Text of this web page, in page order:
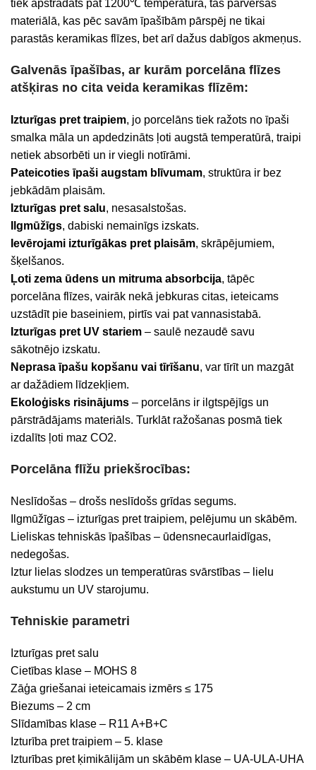
tiek apstrādāts pat 1200℃ temperatūrā, tas pārvēršas
materiālā, kas pēc savām īpašībām pārspēj ne tikai
parastās keramikas flīzes, bet arī dažus dabīgos akmeņus.
Galvenās īpašības, ar kurām porcelāna flīzes
atšķiras no cita veida keramikas flīzēm:
Izturīgas pret traipiem, jo porcelāns tiek ražots no īpaši
smalka māla un apdedzināts ļoti augstā temperatūrā, traipi
netiek absorbēti un ir viegli notīrāmi.
Pateicoties īpaši augstam blīvumam, struktūra ir bez
jebkādām plaisām.
Izturīgas pret salu, nesasalstošas.
Ilgmūžīgs, dabiski nemainīgs izskats.
Ievērojami izturīgākas pret plaisām, skrāpējumiem,
šķelšanos.
Ļoti zema ūdens un mitruma absorbcija, tāpēc
porcelāna flīzes, vairāk nekā jebkuras citas, ieteicams
uzstādīt pie baseiniem, pirtīs vai pat vannasistabā.
Izturīgas pret UV stariem – saulē nezaudē savu
sākotnējo izskatu.
Neprasa īpašu kopšanu vai tīrīšanu, var tīrīt un mazgāt
ar dažādiem līdzekļiem.
Ekoloģisks risinājums – porcelāns ir ilgtspējīgs un
pārstrādājams materiāls. Turklāt ražošanas posmā tiek
izdalīts ļoti maz CO2.
Porcelāna flīžu priekšrocības:
Neslīdošas – drošs neslīdošs grīdas segums.
Ilgmūžīgas – izturīgas pret traipiem, pelējumu un skābēm.
Lieliskas tehniskās īpašības – ūdensnecaurlaidīgas,
nedegošas.
Iztur lielas slodzes un temperatūras svārstības – lielu
aukstumu un UV starojumu.
Tehniskie parametri
Izturīgas pret salu
Cietības klase – MOHS 8
Zāģa griešanai ieteicamais izmērs ≤ 175
Biezums – 2 cm
Slīdamības klase – R11 A+B+C
Izturība pret traipiem – 5. klase
Izturības pret ķimikālijām un skābēm klase – UA-ULA-UHA